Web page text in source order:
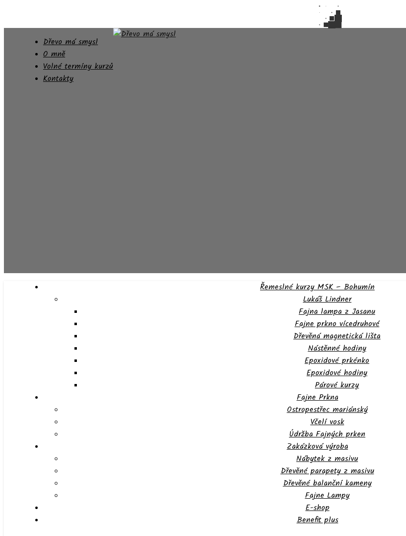
Dřevo má smysl
O mně
Volné termíny kurzů
Kontakty
Řemeslné kurzy MSK – Bohumín
Lukáš Lindner
Fajna lampa z Jasanu
Fajne prkno vícedruhové
Dřevěná magnetická lišta
Nástěnné hodiny
Epoxidové prkénko
Epoxidové hodiny
Párové kurzy
Fajne Prkna
Ostropestřec mariánský
Včelí vosk
Údržba Fajných prken
Zakázková výroba
Nábytek z masivu
Dřevěné parapety z masivu
Dřevěné balanční kameny
Fajne Lampy
E-shop
Benefit plus